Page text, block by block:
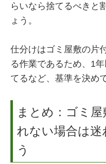
らいなら捨てるべきと
ょう。
仕分けはゴミ屋敷の片
る作業であるため、1
てるなど、基準を決め
まとめ：ゴミ
れない場合は迷
う